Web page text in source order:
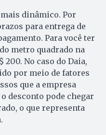
dinâmico. Por
para entrega de
Para você ter
metro quadrado na
No caso do Daia,
por meio de fatores
que a empresa
desconto pode chegar
o que representa